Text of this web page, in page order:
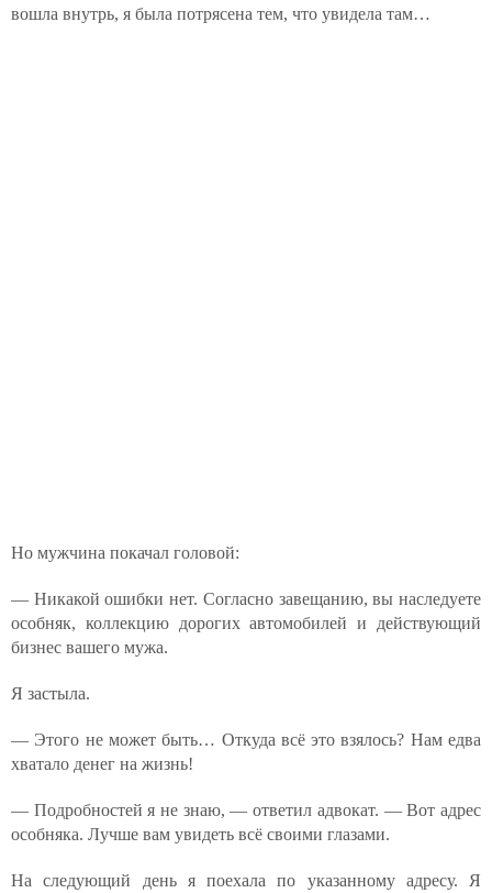
вошла внутрь, я была потрясена тем, что увидела там…
Но мужчина покачал головой:
— Никакой ошибки нет. Согласно завещанию, вы наследуете
особняк, коллекцию дорогих автомобилей и действующий
бизнес вашего мужа.
Я застыла.
— Этого не может быть… Откуда всё это взялось? Нам едва
хватало денег на жизнь!
— Подробностей я не знаю, — ответил адвокат. — Вот адрес
особняка. Лучше вам увидеть всё своими глазами.
На следующий день я поехала по указанному адресу. Я